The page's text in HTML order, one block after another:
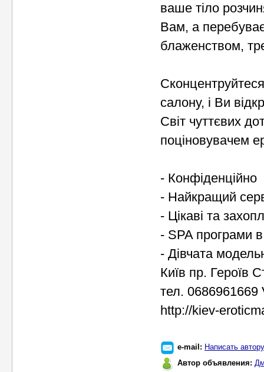
ваше тіло
Вам, а
блаженством,
салону, і Ви
Світ чуттєвих
поціновувачем
- Конфіденційно
- Найкращий
- Цікаві та
- SPA програми в
- Дівчата
Київ пр. Героїв
тел. 0686961669
http://kiev-
e-mail: Написать автору
Автор объявления: